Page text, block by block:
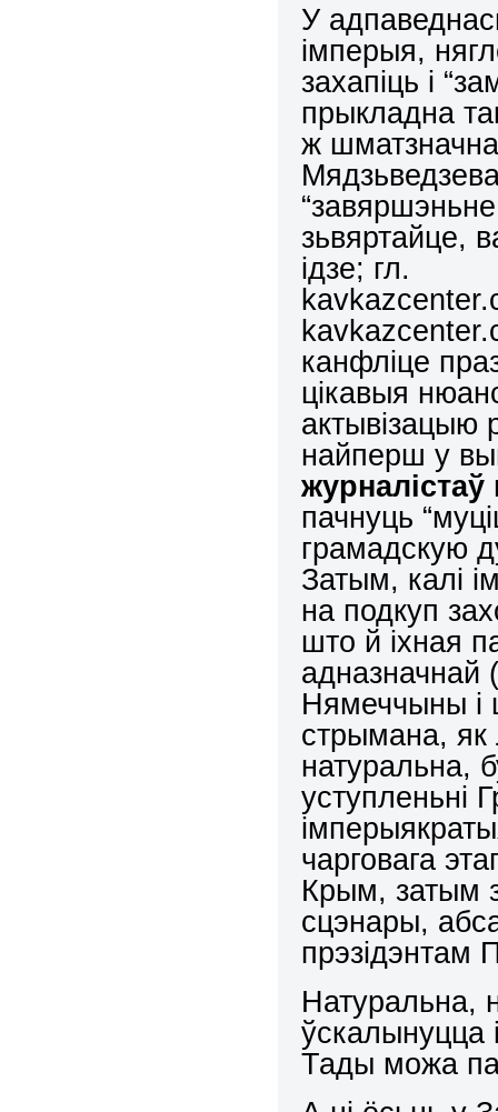
У
імперыя,
захапіць і
прыкладна
ж
зьвяртайце,
ідзе; гл.
канфліце
цікавыя
актывізацыю
найперш у
журналістаў
пачнуць
грамадскую
Затым, калі
на подкуп
што й іхная
адназначнай
Нямеччыны і
стрымана,
натуральна,
уступленьні
чарговага
Крым, затым
сцэнары,
Натуральна,
ўскалынуцца
Тады можа